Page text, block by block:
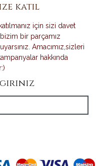
katıl
için sizi davet
bir parçamız
Amacımız,sizleri
hakkında